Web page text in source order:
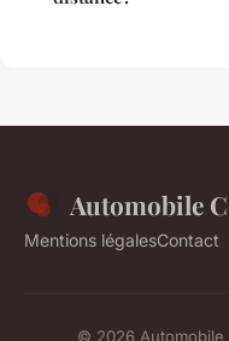
Automobile
Mentions légalesContact
© 2026 Automobile